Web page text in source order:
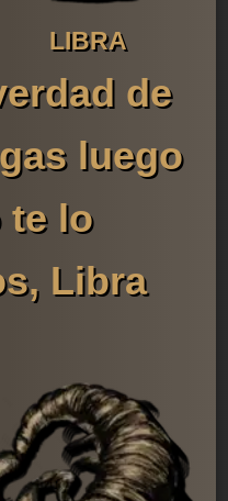
LIBRA
de
luego
te lo
Libra